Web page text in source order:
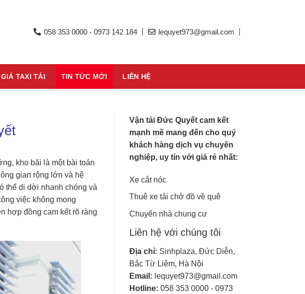
058 353 0000 - 0973 142 184 lequyet973@gmail.com
TAXI TẢI TIN TỨC MỚI LIÊN HỆ
kho bãi là một bài toán
gian rộng lớn và hệ
thể di dời nhanh chóng và
việc không mong
hợp đồng cam kết rõ ràng
Vận tải Đức Quyết cam kết
mạnh mẽ mang đến cho quý
khách hàng dịch vụ chuyên
nghiệp, uy tín với giá rẻ nhất:
Xe cắt nóc
Thuê xe tải chở đồ về quê
Chuyển nhà chung cư
Liên hệ với chúng tôi
Địa chỉ: Sinhplaza, Đức Diễn,
Bắc Từ Liêm, Hà Nội
Email: lequyet973@gmail.com
Hotline: 058 353 0000 - 0973